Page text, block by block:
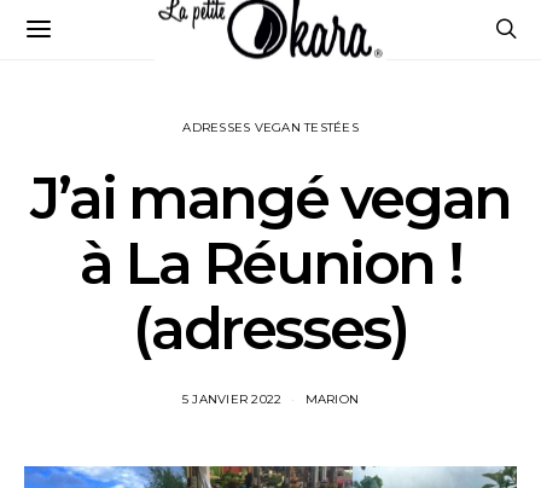
ADRESSES VEGAN TESTÉES
J’ai mangé vegan
à La Réunion !
(adresses)
5 JANVIER 2022 MARION